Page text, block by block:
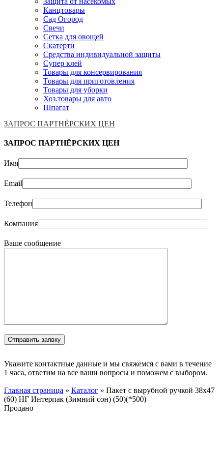
Канцтовары
Сад Огород
Свечи
Сетка для овощей
Скатерти
Средства индивидуальной защиты
Супер клей
Товары для консервирования
Товары для приготовления
Товары для уборки
Хоз.товары для авто
Шпагат
ЗАПРОС ПАРТНЁРСКИХ ЦЕН
ЗАПРОС ПАРТНЁРСКИХ ЦЕН
Имя
Email
Телефон
Компания
Ваше сообщение
Укажите контактные данные и мы свяжемся с вами в течение
1 часа, ответим на все ваши вопросы и поможем с выбором.
Главная страница » Каталог » Пакет с вырубной ручкой 38х47
(60) НГ Интерпак (Зимний сон) (50)(*500)
Продано